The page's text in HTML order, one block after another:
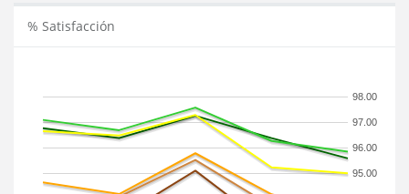
% Satisfacción
95.00
96.00
97.00
98.00